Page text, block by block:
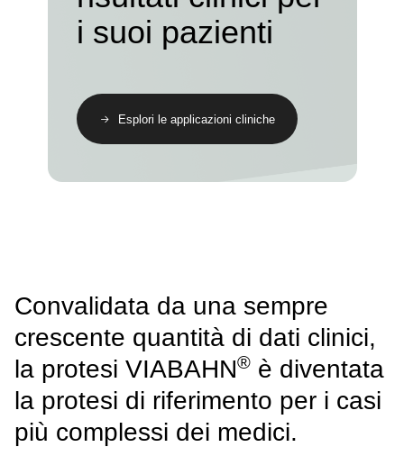
i suoi pazienti
Esplori le applicazioni cliniche
Convalidata da una sempre
crescente quantità di dati clinici,
la protesi VIABAHN® è diventata
la protesi di riferimento per i casi
più complessi dei medici.